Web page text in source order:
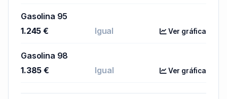
Gasolina 95
1.245 €
Igual Ver gráfica
Gasolina 98
1.385 €
Igual Ver gráfica